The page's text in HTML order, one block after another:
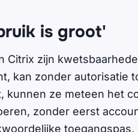
is groot'
Citrix zijn
kan zonder autorisatie
kunnen ze meteen het
zonder eerst